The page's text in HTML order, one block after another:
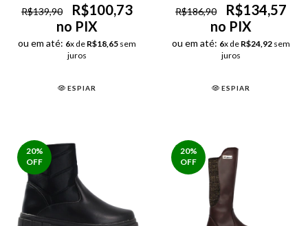
R$139,90
R$100,73
no PIX
ou em até: 6x de R$18,65 sem
juros
ESPIAR
R$186,90
R$134,57
no PIX
ou em até: 6x de R$24,92 sem
juros
ESPIAR
20%
OFF
20%
OFF